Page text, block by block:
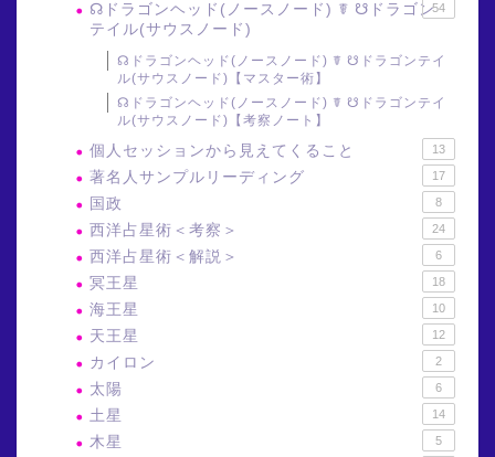
☊ドラゴンヘッド(ノースノード) ☤ ☋ドラゴン
テイル(サウスノード)
54
☊ドラゴンヘッド(ノースノード) ☤ ☋ドラゴンテイ
ル(サウスノード)【マスター術】
☊ドラゴンヘッド(ノースノード) ☤ ☋ドラゴンテイ
ル(サウスノード)【考察ノート】
個人セッションから見えてくること 13
著名人サンプルリーディング 17
国政 8
西洋占星術＜考察＞ 24
西洋占星術＜解説＞ 6
冥王星 18
海王星 10
天王星 12
カイロン 2
太陽 6
土星 14
木星 5